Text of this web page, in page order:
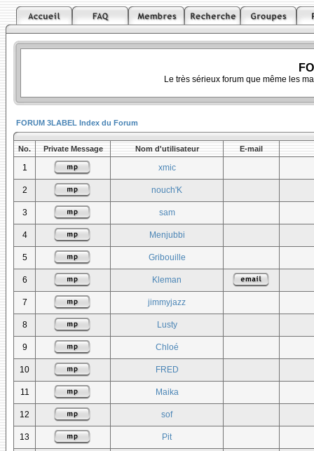
Le très sérieux forum que même les
FORUM 3LABEL Index du Forum
No. Private Message Nom d'utilisateur E-mail
1 xmic
2 nouch'K
3 sam
4 Menjubbi
5 Gribouille
6 Kleman
7 jimmyjazz
8 Lusty
9 Chloé
10 FRED
11 Maika
12 sof
13 Pit